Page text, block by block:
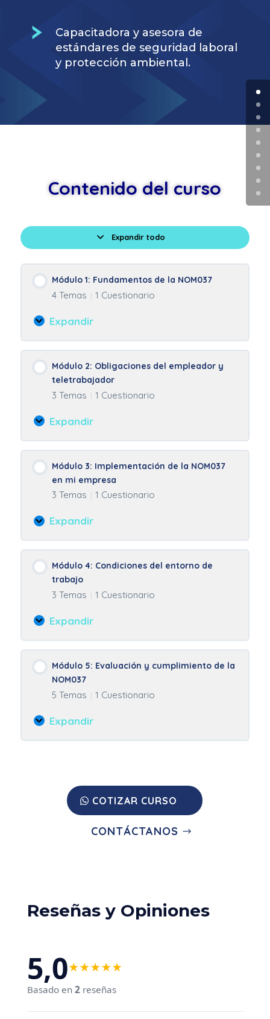
Capacitadora y asesora de
estándares de seguridad laboral
y protección ambiental.
Contenido del curso
Expandir todo
Lecciones
Módulo 1: Fundamentos de la NOM037
4 Temas 1 Cuestionario
Expandir
Módulo
1:
de
la
NOM037
Módulo 2: Obligaciones del empleador y
teletrabajador
3 Temas 1 Cuestionario
Expandir
Módulo
2:
del
empleador
y
Módulo 3: Implementación de la NOM037
en mi empresa
3 Temas 1 Cuestionario
Expandir
Módulo
3:
de
la
NOM037
mi
Módulo 4: Condiciones del entorno de
trabajo
3 Temas 1 Cuestionario
Expandir
Módulo
4:
del
entorno
de
Módulo 5: Evaluación y cumplimiento de la
NOM037
5 Temas 1 Cuestionario
Expandir
Módulo
5:
de
la
COTIZAR CURSO
CONTÁCTANOS
Reseñas y Opiniones
5,0★★★★★
Basado en 2reseñas